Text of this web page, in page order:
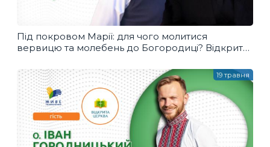
Під покровом Марії: для чого молитися
вервицю та молебень до Богородиці? Відкрита
19 травня